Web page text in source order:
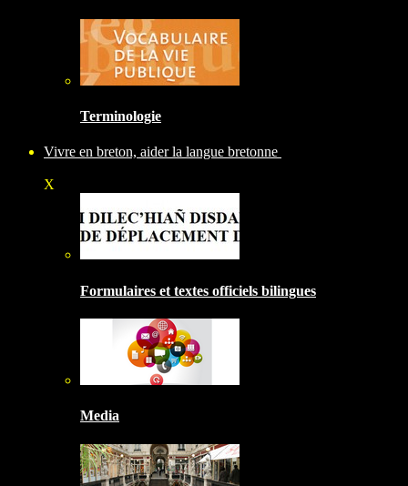
Terminologie
Vivre en breton, aider la langue bretonne
X
Formulaires et textes officiels bilingues
Media